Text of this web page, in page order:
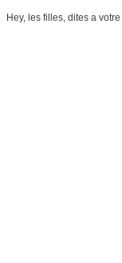
Hey, les filles, dites a votre